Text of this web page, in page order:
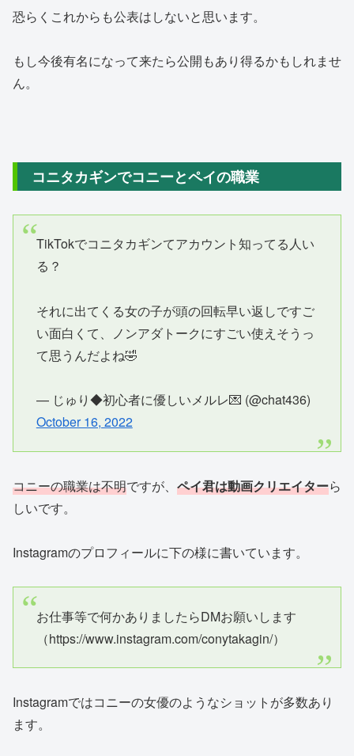
恐らくこれからも公表はしないと思います。
もし今後有名になって来たら公開もあり得るかもしれませ
ん。
コニタカギンでコニーとペイの職業
TikTokでコニタカギンてアカウント知ってる人い
る？
それに出てくる女の子が頭の回転早い返しですご
い面白くて、ノンアダトークにすごい使えそうっ
て思うんだよね🤣
— じゅり◆初心者に優しいメルレ💌 (@chat436)
October 16, 2022
コニーの職業は不明ですが、 ペイ君は動画クリエイターら
しいです。
Instagramのプロフィールに下の様に書いています。
お仕事等で何かありましたらDMお願いします
（https://www.instagram.com/conytakagin/）
Instagramではコニーの女優のようなショットが多数あり
ます。